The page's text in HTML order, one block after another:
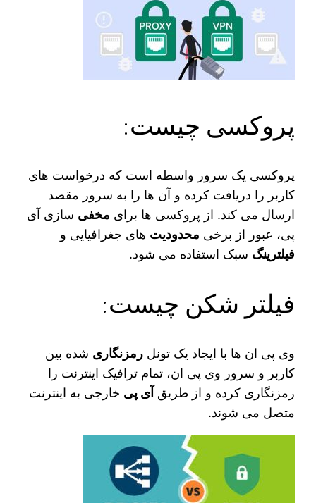
پروکسی چیست:
پروکسی یک سرور واسطه است که درخواست‌ های
کاربر را دریافت کرده و آن‌ ها را به سرور مقصد
ارسال می‌ کند. از پروکسی‌ ها برای مخفی‌ سازی آی‌
پی، عبور از برخی محدودیت‌ های جغرافیایی و
فیلترینگ سبک استفاده می‌ شود.
فیلتر شکن چیست:
وی‌ پی‌ ان‌ ها با ایجاد یک تونلرمزنگاری‌ شده بین
کاربر و سرور وی‌ پی‌ ان، تمام ترافیک اینترنت را
رمزنگاری کرده و از طریق آی‌ پی خارجی به اینترنت
متصل می‌ شوند.